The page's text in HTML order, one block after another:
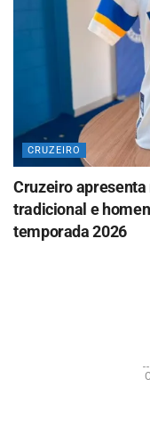
CRUZEIRO
Cruzeiro apresenta
tradicional e
temporada 2026